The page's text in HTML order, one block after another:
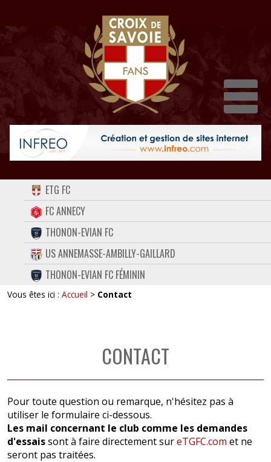
ACCUEIL
FORUM
CONTACT
FACEBOOK
TWITTER
ETG FC
FC ANNECY
THONON-EVIAN FC
US ANNEMASSE-AMBILLY-GAILLARD
THONON-EVIAN FC FÉMININ
Vous êtes ici : Accueil > Contact
CONTACT
Pour toute question ou remarque, n'hésitez pas à
utiliser le formulaire ci-dessous.
Les mail concernant le club comme les demandes
d'essaissont à faire directement sureTGFC.com et ne
seront pas traitées.